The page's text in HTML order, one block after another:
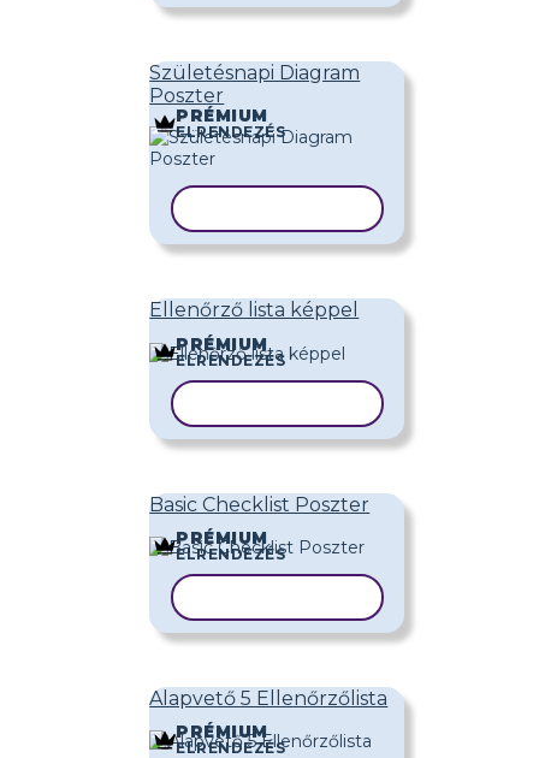
Születésnapi Diagram
Poszter
PRÉMIUM
ELRENDEZÉS
Ellenőrző lista képpel
PRÉMIUM
ELRENDEZÉS
Basic Checklist Poszter
PRÉMIUM
ELRENDEZÉS
Alapvető 5 Ellenőrzőlista
PRÉMIUM
ELRENDEZÉS